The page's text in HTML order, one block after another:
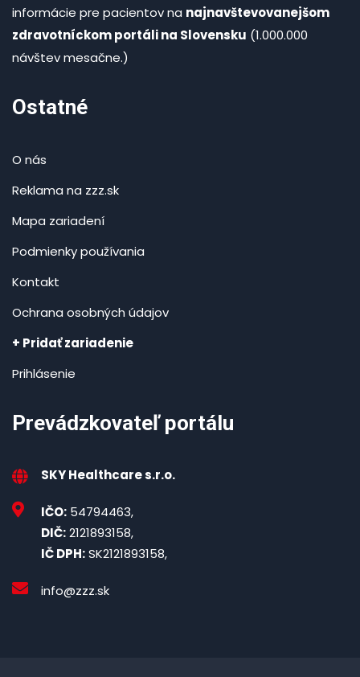
informácie pre pacientov na najnavštevovanejšom
zdravotníckom portáli na Slovensku (1.000.000
návštev mesačne.)
Ostatné
O nás
Reklama na zzz.sk
Mapa zariadení
Podmienky používania
Kontakt
Ochrana osobných údajov
+ Pridať zariadenie
Prihlásenie
Prevádzkovateľ portálu
SKY Healthcare s.r.o.
IČO: 54794463,
DIČ:2121893158,
IČ DPH:SK2121893158,
info@zzz.sk